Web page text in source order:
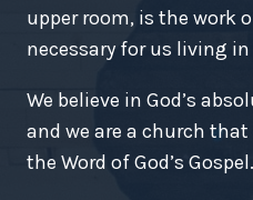
upper room, is the work
necessary for us living
We believe in God’s
and we are a church
the Word of God’s Gospel.